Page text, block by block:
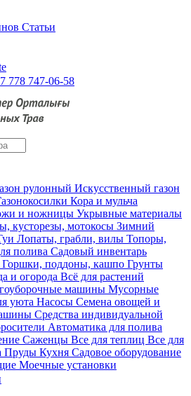
Статьи
778 747-06-58
рулонный Искусственный газон
Кора и мульча
и ножницы Укрывные материалы
кусторезы, мотокосы Зимний
Лопаты, грабли, вилы Топоры,
полива Садовый инвентарь
Горшки, поддоны, кашпо Грунты
и огорода Всё для растений
машины Мусорные
уюта Насосы Семена овощей и
Средства индивидуальной
Автоматика для полива
Саженцы Все для теплиц Все для
Пруды Кухня Садовое оборудование
Моечные установки